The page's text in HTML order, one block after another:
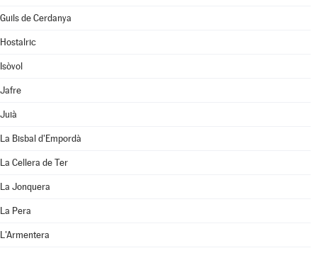
Guils de Cerdanya
Hostalric
Isòvol
Jafre
Juià
La Bisbal d'Empordà
La Cellera de Ter
La Jonquera
La Pera
L'Armentera